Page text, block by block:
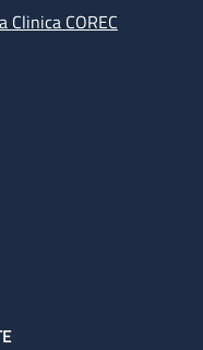
Clinica COREC